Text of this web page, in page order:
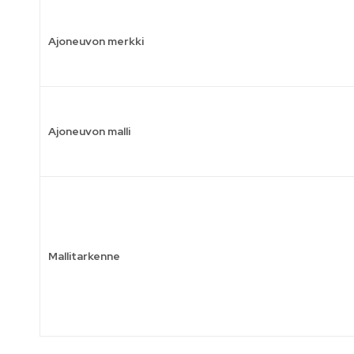
Ajoneuvon merkki
Ajoneuvon malli
Mallitarkenne